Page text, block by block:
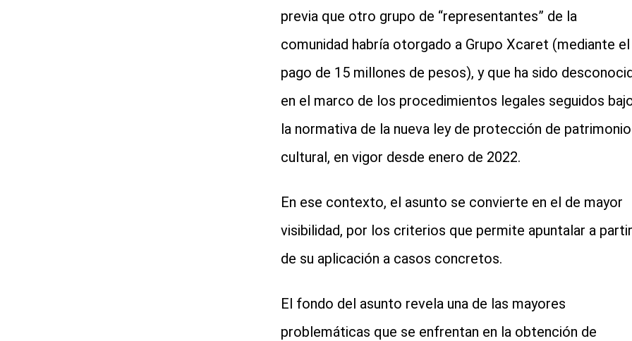
previa que otro grupo de “representantes” de la
comunidad habría otorgado a Grupo Xcaret (mediante el
pago de 15 millones de pesos), y que ha sido
en el marco de los procedimientos legales seguidos
la normativa de la nueva ley de protección de patrimonio
cultural, en vigor desde enero de 2022.
En ese contexto, el asunto se convierte en el de mayor
visibilidad, por los criterios que permite apuntalar a partir
de su aplicación a casos concretos.
El fondo del asunto revela una de las mayores
problemáticas que se enfrentan en la obtención de